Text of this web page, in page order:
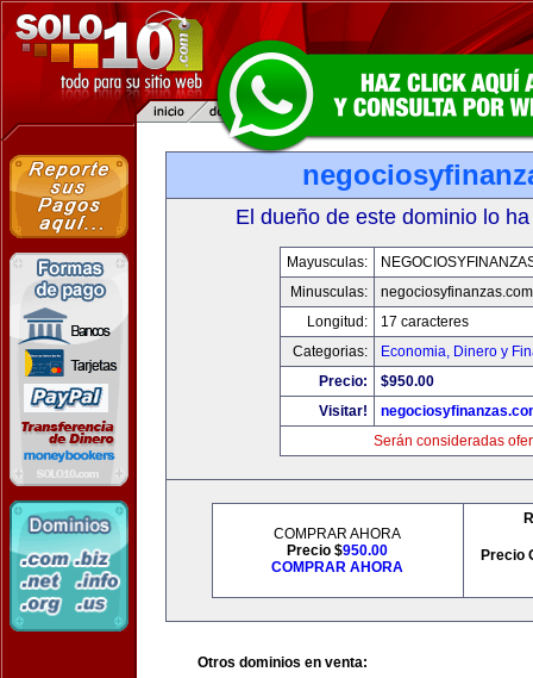
El dueño de este dominio lo
Mayusculas:
Minusculas:
negociosyfinanzas.com
Longitud:
17 caracteres
Categorias:
Economia, Dinero y
Precio:
$950.00
Visitar!
Serán consideradas
COMPRAR AHORA
Precio $950.00
COMPRAR AHORA
Precio
Otros dominios en venta: